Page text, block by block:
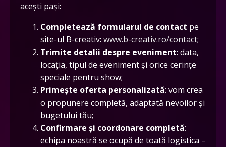
acești pași:
Completează formularul de contact pe
site-ul B-creativ: www.b-creativ.ro/contact;
Trimite detalii despre eveniment: data,
locația, tipul de eveniment și orice cerințe
speciale pentru show;
Primește oferta personalizată: vom crea
o propunere completă, adaptată nevoilor și
bugetului tău;
Confirmare și coordonare completă:
echipa noastră se ocupă de toată logistica –